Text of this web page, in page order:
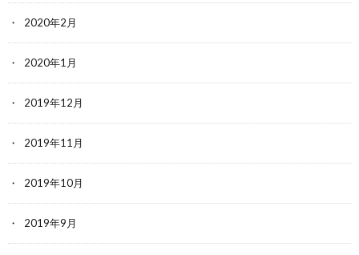
2020年2月
2020年1月
2019年12月
2019年11月
2019年10月
2019年9月